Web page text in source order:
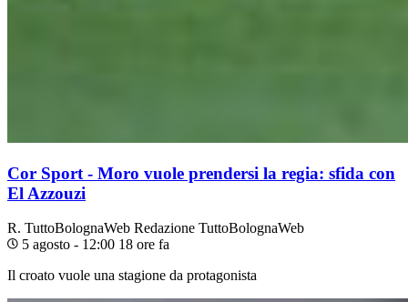
Cor Sport - Moro vuole prendersi la regia: sfida con
El Azzouzi
R. TuttoBolognaWeb Redazione TuttoBolognaWeb
5 agosto - 12:00 18 ore fa
Il croato vuole una stagione da protagonista